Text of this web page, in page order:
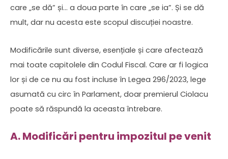
care „se dă” și… a doua parte în care „se ia”. Și se dă
mult, dar nu acesta este scopul discuției noastre.
Modificările sunt diverse, esențiale și care afectează
mai toate capitolele din Codul Fiscal. Care ar fi logica
lor și de ce nu au fost incluse în Legea 296/2023, lege
asumată cu circ în Parlament, doar premierul Ciolacu
poate să răspundă la aceasta întrebare.
A. Modificări pentru impozitul pe venit